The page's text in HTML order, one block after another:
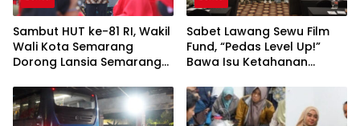
Sambut HUT ke-81 RI, Wakil
Wali Kota Semarang
Dorong Lansia Semarang
Sabet Lawang Sewu Film
Fund, “Pedas Level Up!”
Bawa Isu Ketahanan